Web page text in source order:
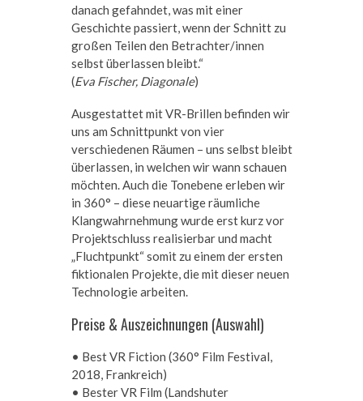
danach gefahndet, was mit einer
Geschichte passiert, wenn der Schnitt zu
großen Teilen den Betrachter/innen
selbst überlassen bleibt.“
(Eva Fischer, Diagonale)
Ausgestattet mit VR-Brillen befinden wir
uns am Schnittpunkt von vier
verschiedenen Räumen – uns selbst bleibt
überlassen, in welchen wir wann schauen
möchten. Auch die Tonebene erleben wir
in 360° – diese neuartige räumliche
Klangwahrnehmung wurde erst kurz vor
Projektschluss realisierbar und macht
„Fluchtpunkt“ somit zu einem der ersten
fiktionalen Projekte, die mit dieser neuen
Technologie arbeiten.
Preise & Auszeichnungen (Auswahl)
• Best VR Fiction (360° Film Festival,
2018, Frankreich)
• Bester VR Film (Landshuter